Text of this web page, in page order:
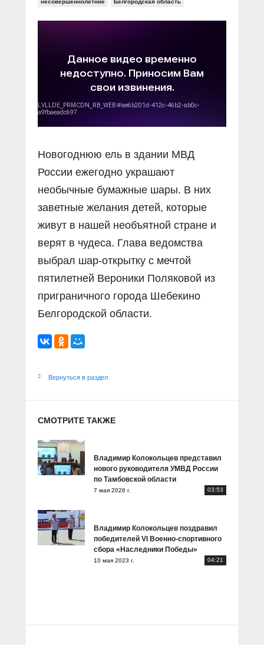
Социальные ролики
Документальные фильмы
Прямой разговор
В знании сила
КиберПОСТОВОЙ
О ПОРТАЛЕ
Вакансии
несовершеннолетние Белгородская область
Новогоднюю ель в здании МВД
России ежегодно украшают
необычные бумажные шары. В них
заветные желания детей, которые
живут в нашей необъятной стране и
верят в чудеса. Глава ведомства
выбрал шар-открытку с мечтой
пятилетней Вероники Поляковой из
приграничного города Шебекино
Белгородской области.
Вернуться в раздел
СМОТРИТЕ ТАКЖЕ
Владимир Колокольцев представил
нового руководителя УМВД России
по Тамбовской области
7 мая 2026 г. 03:53
Владимир Колокольцев поздравил
победителей VI Военно-спортивного
сбора «Наследники Победы»
10 мая 2023 г. 04:21